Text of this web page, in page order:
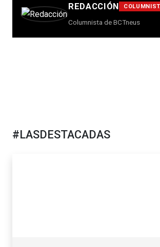
REDACCIÓN
Columnista de BCTneus
#LASDESTACADAS